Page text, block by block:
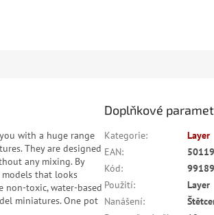
with a huge range
They are designed
any mixing. By
that looks
non-toxic, water-based
miniatures. One pot
Doplňkové
Kategorie:
Layer
EAN:
Kód:
Použití:
Layer
Nanášení: